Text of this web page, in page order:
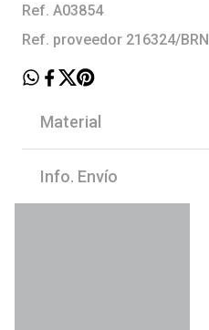
Ref. A03854
Ref. proveedor 216324/BRN
Material
Info. Envío